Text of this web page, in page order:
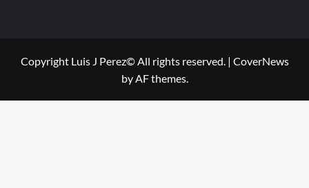
Copyright Luis J Perez© All rights reserved. | CoverNews
by AF themes.